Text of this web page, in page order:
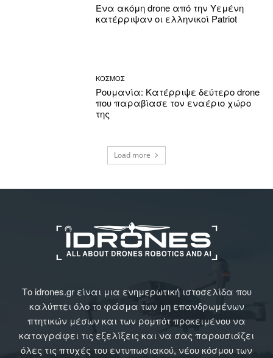
Ένα ακόμη drone από την Υεμένη
κατέρριψαν οι ελληνικοί Patriot
ΚΟΣΜΟΣ
Ρουμανία: Κατέρριψε δεύτερο drone
που παραβίασε τον εναέριο χώρο
της
Load more
Το idrones.gr είναι μια ενημερωτική ιστοσελίδα που
καλύπτει όλο το φάσμα των μη επανδρωμένων
πτητικών μέσων και των ρομπότ προκειμένου να
καταγράφει τις εξελίξεις και να σας παρουσιάζει
όλες τις πτυχές του εντυπωσιακού, νέου κόσμου των